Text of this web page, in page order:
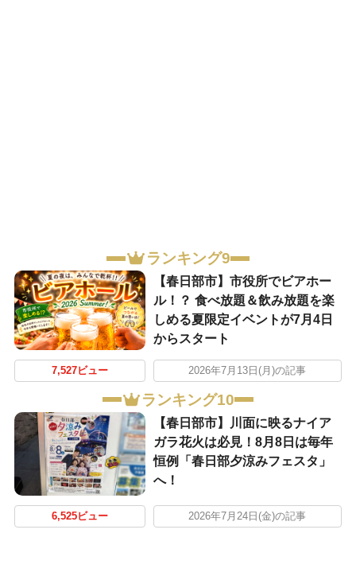
ランキング9
【春日部市】市役所でビアホー
ル！？ 食べ放題＆飲み放題を楽
しめる夏限定イベントが7月4日
からスタート
7,527ビュー 2026年7月13日(月)の記事
ランキング10
【春日部市】川面に映るナイア
ガラ花火は必見！8月8日は毎年
恒例「春日部夕涼みフェスタ」
へ！
6,525ビュー 2026年7月24日(金)の記事